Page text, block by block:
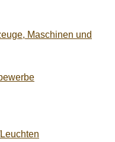
Maschinen und